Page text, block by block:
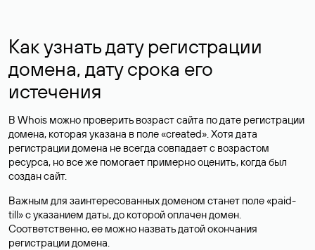
Как узнать дату регистрации
домена, дату срока его
истечения
В Whois можно проверить возраст сайта по дате регистрации
домена, которая указана в поле «created». Хотя дата
регистрации домена не всегда совпадает с возрастом
ресурса, но все же помогает примерно оценить, когда был
создан сайт.
Важным для заинтересованных доменом станет поле «paid-
till» с указанием даты, до которой оплачен домен.
Соответственно, ее можно назвать датой окончания
регистрации домена.